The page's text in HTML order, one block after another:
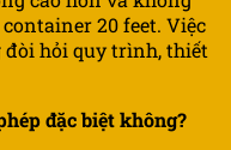
20 feet. Việc
đòi hỏi quy trình, thiết
đặc biệt không?